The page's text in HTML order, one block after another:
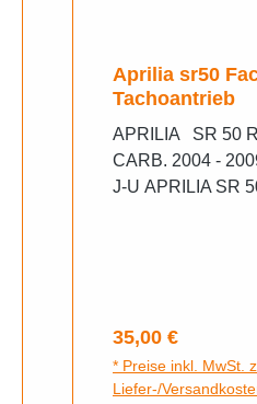
Aprilia sr50
Tachoantrieb
APRILIA SR 50
CARB. 2004 -
J-U APRILIA SR 50 R FACTORY
Regulärer Preis:
35,00 €
* Preise inkl. MwSt.
Liefer-/